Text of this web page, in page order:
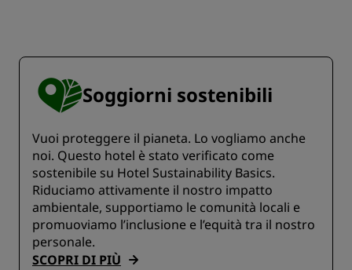
Soggiorni sostenibili
Vuoi proteggere il pianeta. Lo vogliamo anche
noi. Questo hotel è stato verificato come
sostenibile su Hotel Sustainability Basics.
Riduciamo attivamente il nostro impatto
ambientale, supportiamo le comunità locali e
promuoviamo l’inclusione e l’equità tra il nostro
personale.
SCOPRI DI PIÙ